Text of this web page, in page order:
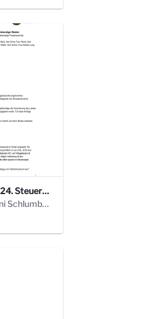
20181112 Protokoll 24. Steuerungskreis.pdf
vor 5 Jahren von Anni Schlumberger